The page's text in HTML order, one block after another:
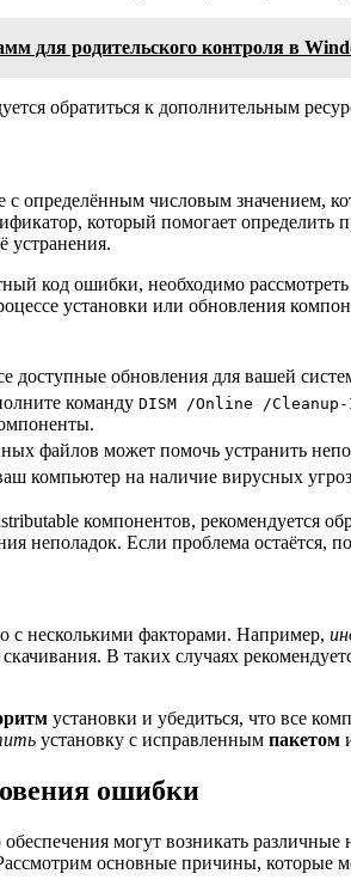
для родительского контроля в
обратиться к дополнительным
с определённым числовым значением,
который помогает
устранения.
код ошибки, необходимо
установки или обновления
доступные обновления для вашей
команду DISM /Online /
файлов может помочь устранить
компьютер на наличие вирусных
компонентов, рекомендуется
неполадок. Если проблема
с несколькими факторами. Например,
В таких случаях
установки и убедиться, что все
установку с исправленным пакетом
ошибки
могут возникать
основные причины, которые